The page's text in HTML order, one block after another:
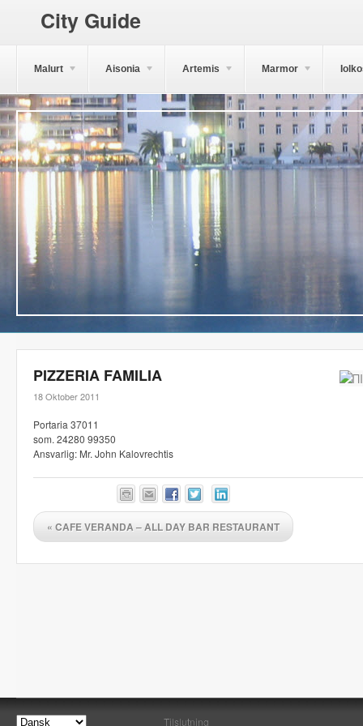
City Guide
Malurt Aisonia Artemis Marmor
PIZZERIA FAMILIA
18 Oktober 2011
Portaria 37011
som. 24280 99350
Ansvarlig: Mr. John Kalovrechtis
« CAFE VERANDA – ALL DAY BAR RESTAURANT
Tilslutning